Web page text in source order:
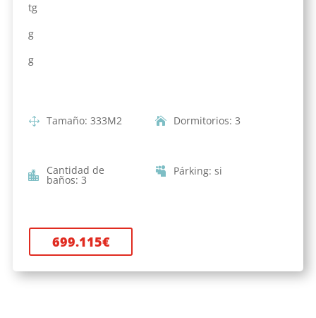
tg
g
g
Tamaño: 333M2 Dormitorios: 3
Cantidad de
baños: 3
Párking: si
699.115€